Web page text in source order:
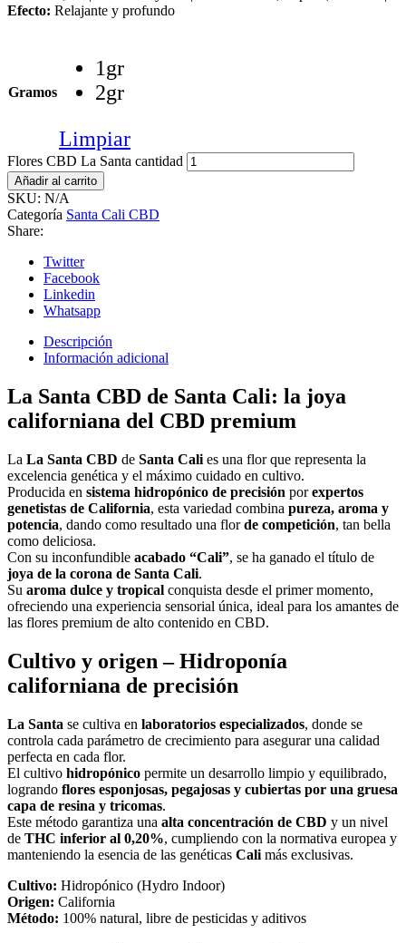
Efecto: Relajante y profundo
Gramos
1gr
2gr
Limpiar
Flores CBD La Santa cantidad
Añadir al carrito
SKU: N/A
Categoría Santa Cali CBD
Share:
Twitter
Facebook
Linkedin
Whatsapp
Descripción
Información adicional
La Santa CBD de Santa Cali: la joya
californiana del CBD premium
La La Santa CBD de Santa Cali es una flor que representa la
excelencia genética y el máximo cuidado en cultivo.
Producida en sistema hidropónico de precisión porexpertos
genetistas de California, esta variedad combina pureza, aroma y
potencia, dando como resultado una florde competición, tan bella
como deliciosa.
Con su inconfundible acabado “Cali”, se ha ganado el título de
joya de la corona de Santa Cali.
Su aroma dulce y tropical conquista desde el primer momento,
ofreciendo una experiencia sensorial única, ideal para los amantes de
las flores premium de alto contenido en CBD.
Cultivo y origen – Hidroponía
californiana de precisión
La Santa se cultiva en laboratorios especializados, donde se
controla cada parámetro de crecimiento para asegurar una calidad
perfecta en cada flor.
El cultivo hidropónico permite un desarrollo limpio y equilibrado,
logrando flores esponjosas, pegajosas y cubiertas por una gruesa
capa de resina y tricomas.
Este método garantiza una alta concentración de CBD y un nivel
de THC inferior al 0,20%, cumpliendo con la normativa europea y
manteniendo la esencia de las genéticas Cali más exclusivas.
Cultivo: Hidropónico (Hydro Indoor)
Origen: California
Método: 100% natural, libre de pesticidas y aditivos